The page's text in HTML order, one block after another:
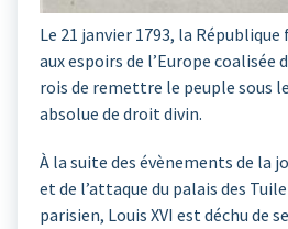
Le 21 janvier 1793, la
aux espoirs de l’Europe coalisée
rois de remettre le peuple sous
absolue de droit divin.
À la suite des évènements de la
et de l’attaque du palais des
parisien, Louis XVI est déchu de